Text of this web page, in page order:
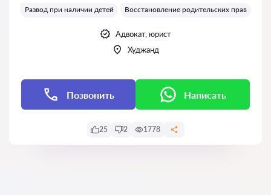
Развод при наличии детей
Восстановление родительских прав
Адвокат, юрист
Худжанд
Позвонить Написать
25 2 1778